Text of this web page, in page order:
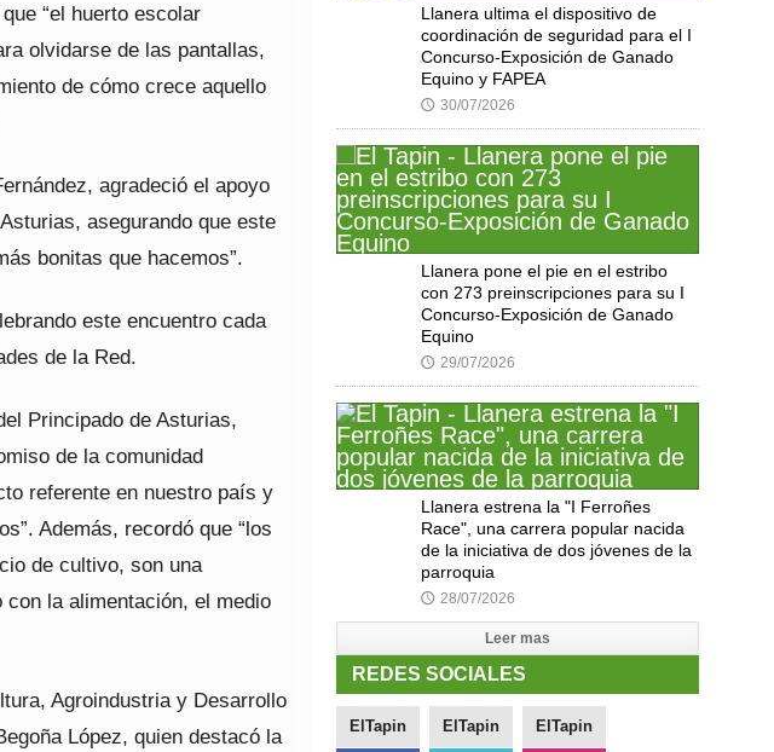
“el huerto escolar
olvidarse de las pantallas,
de cómo crece aquello
agradeció el apoyo
asegurando que este
bonitas que hacemos”.
este encuentro cada
de la Red.
Principado de Asturias,
de la comunidad
referente en nuestro país y
Además, recordó que “los
de cultivo, son una
la alimentación, el medio
Agroindustria y Desarrollo
López, quien destacó la
Llanera ultima el dispositivo de
coordinación de seguridad para el I
Concurso-Exposición de Ganado
Equino y FAPEA
🕔 30/07/2026
Llanera pone el pie en el estribo
con 273 preinscripciones para su I
Concurso-Exposición de Ganado
Equino
🕔 29/07/2026
Llanera estrena la "I Ferroñes
Race", una carrera popular nacida
de la iniciativa de dos jóvenes de la
parroquia
🕔 28/07/2026
Leer mas
REDES SOCIALES
ElTapin ElTapin ElTapin